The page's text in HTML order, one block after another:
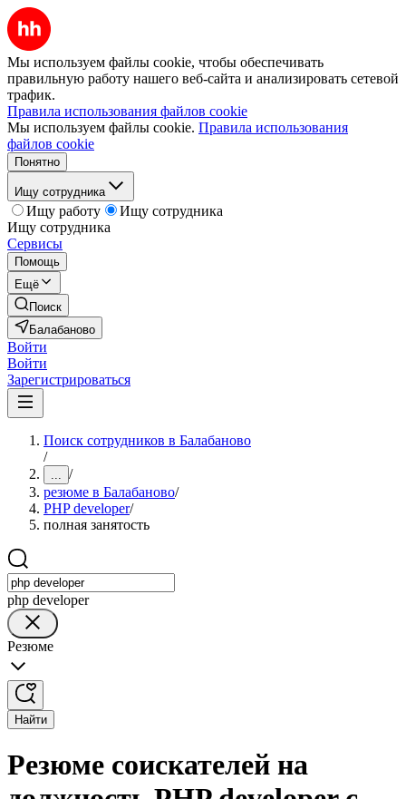
Мы используем файлы cookie, чтобы обеспечивать
правильную работу нашего веб-сайта и анализировать сетевой
трафик.
Правила использования файлов cookie
Мы используем файлы cookie. Правила использования
файлов cookie
Понятно
Ищу сотрудника
Ищу работу
Ищу сотрудника
Ищу сотрудника
Сервисы
Помощь
Ещё
Поиск
Балабаново
Войти
Войти
Зарегистрироваться
Поиск сотрудников в Балабаново
/
... /
резюме в Балабаново/
PHP developer/
полная занятость
php developer
Резюме
Найти
Резюме соискателей на